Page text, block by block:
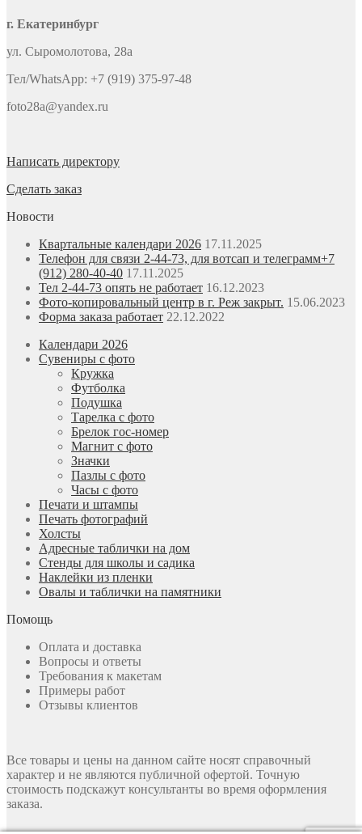
г. Екатеринбург
ул. Сыромолотова, 28а
Тел/WhatsApp: +7 (919) 375-97-48
foto28a@yandex.ru
Написать директору
Сделать заказ
Новости
Квартальные календари 2026 17.11.2025
Телефон для связи 2-44-73, для вотсап и телеграмм+7
(912) 280-40-40 17.11.2025
Тел 2-44-73 опять не работает 16.12.2023
Фото-копировальный центр в г. Реж закрыт. 15.06.2023
Форма заказа работает 22.12.2022
Календари 2026
Сувениры с фото
Кружка
Футболка
Подушка
Тарелка с фото
Брелок гос-номер
Магнит с фото
Значки
Пазлы с фото
Часы с фото
Печати и штампы
Печать фотографий
Холсты
Адресные таблички на дом
Стенды для школы и садика
Наклейки из пленки
Овалы и таблички на памятники
Помощь
Оплата и доставка
Вопросы и ответы
Требования к макетам
Примеры работ
Отзывы клиентов
Все товары и цены на данном сайте носят справочный
характер и не являются публичной офертой. Точную
стоимость подскажут консультанты во время оформления
заказа.